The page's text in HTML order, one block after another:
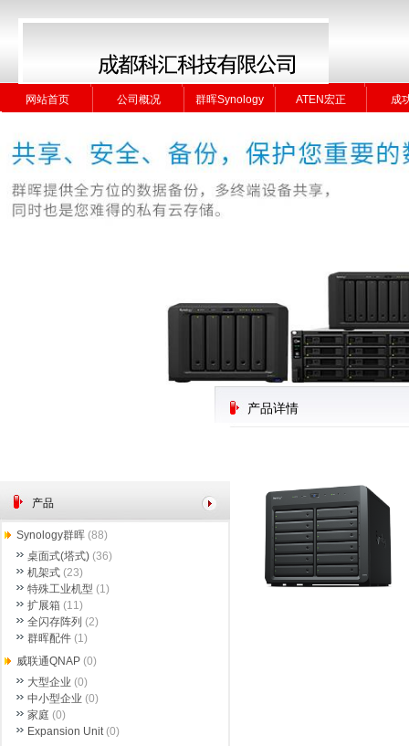
网站首页 公司概况 群晖Synology ATEN宏正 成
网站首页 公司概况 群晖Synology ATEN宏正 成
产品详情
产品
Synology群晖 (88)
桌面式(塔式) (36)
机架式 (23)
特殊工业机型 (1)
扩展箱 (11)
全闪存阵列 (2)
群晖配件 (1)
威联通QNAP (0)
大型企业 (0)
中小型企业 (0)
家庭 (0)
Expansion Unit(0)